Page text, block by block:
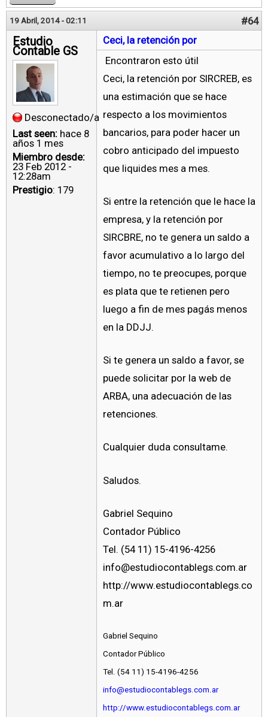
19 Abril, 2014 - 02:11 #64
Estudio
Contable GS
Desconectado/a
Last seen: hace 8
años 1 mes
Miembro desde:
23 Feb 2012 -
12:28am
Prestigio: 179
Ceci, la retención por
Encontraron esto útil
Ceci, la retención por SIRCREB, es
una estimación que se hace
respecto a los movimientos
bancarios, para poder hacer un
cobro anticipado del impuesto
que liquides mes a mes.
Si entre la retención que le hace la
empresa, y la retención por
SIRCBRE, no te genera un saldo a
favor acumulativo a lo largo del
tiempo, no te preocupes, porque
es plata que te retienen pero
luego a fin de mes pagás menos
en la DDJJ.
Si te genera un saldo a favor, se
puede solicitar por la web de
ARBA, una adecuación de las
retenciones.
Cualquier duda consultame.
Saludos.
Gabriel Sequino
Contador Público
Tel. (54 11) 15-4196-4256
info@estudiocontablegs.com.ar
http://www.estudiocontablegs.co
m.ar
Gabriel Sequino
Contador Público
Tel. (54 11) 15-4196-4256
info@estudiocontablegs.com.ar
http://www.estudiocontablegs.com.ar